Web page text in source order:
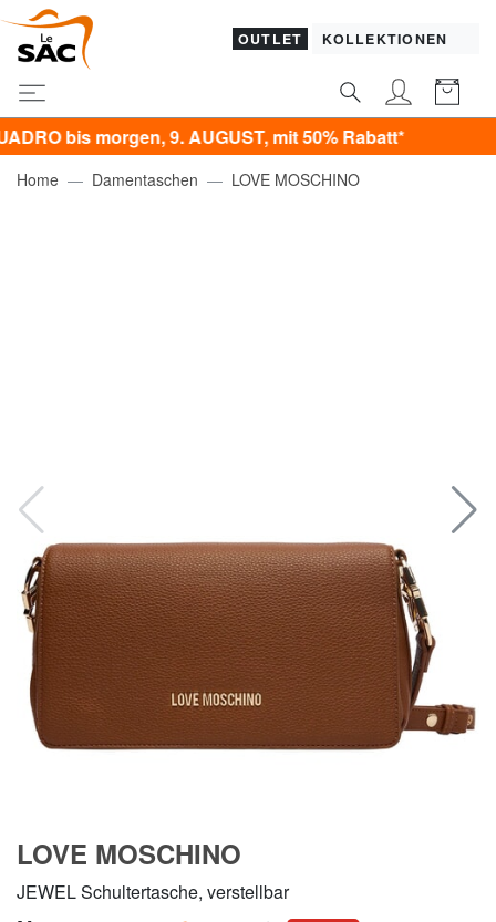
OUTLET KOLLEKTIONEN
bis morgen, 9. AUGUST, mit 50% Rabatt*
Home Damentaschen LOVE MOSCHINO
LOVE MOSCHINO
JEWEL Schultertasche, verstellbar